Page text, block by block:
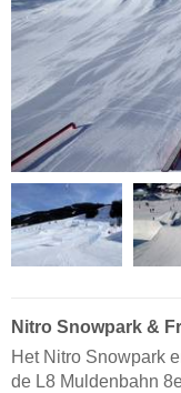
Nitro Snowpark &
Het Nitro Snowpark
de L8 Muldenbahn